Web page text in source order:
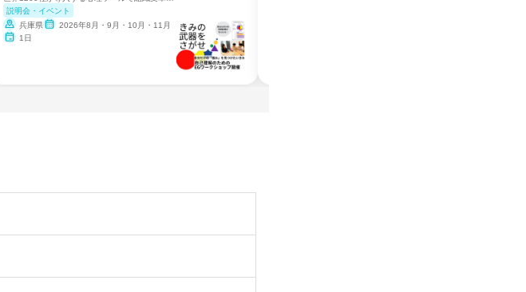
説明会・イベント
兵庫県
2026年8月・9月・10月・11月
1日